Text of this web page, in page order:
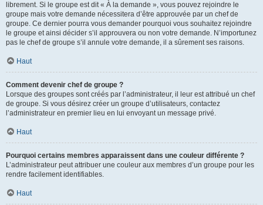
librement. Si le groupe est dit « À la demande », vous pouvez rejoindre le
groupe mais votre demande nécessitera d’être approuvée par un chef de
groupe. Ce dernier pourra vous demander pourquoi vous souhaitez rejoindre
le groupe et ainsi décider s’il approuvera ou non votre demande. N’importunez
pas le chef de groupe s’il annule votre demande, il a sûrement ses raisons.
Haut
Comment devenir chef de groupe ?
Lorsque des groupes sont créés par l’administrateur, il leur est attribué un chef
de groupe. Si vous désirez créer un groupe d’utilisateurs, contactez
l’administrateur en premier lieu en lui envoyant un message privé.
Haut
Pourquoi certains membres apparaissent dans une couleur différente ?
L’administrateur peut attribuer une couleur aux membres d’un groupe pour les
rendre facilement identifiables.
Haut